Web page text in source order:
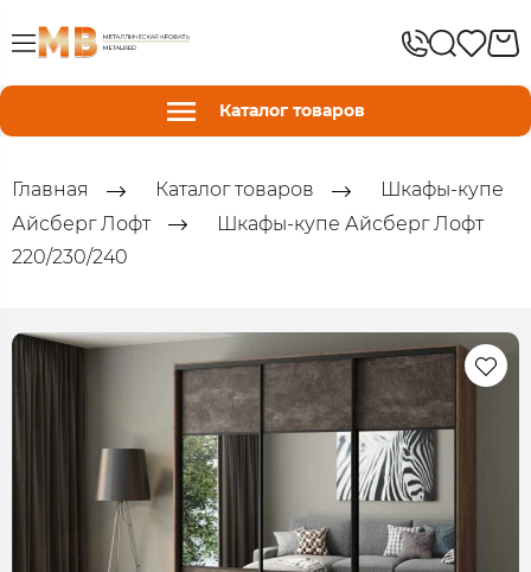
Каталог товаров
Главная Каталог товаров
Шкафы-купе
Айсберг Лофт
Шкафы-купе Айсберг Лофт
220/230/240